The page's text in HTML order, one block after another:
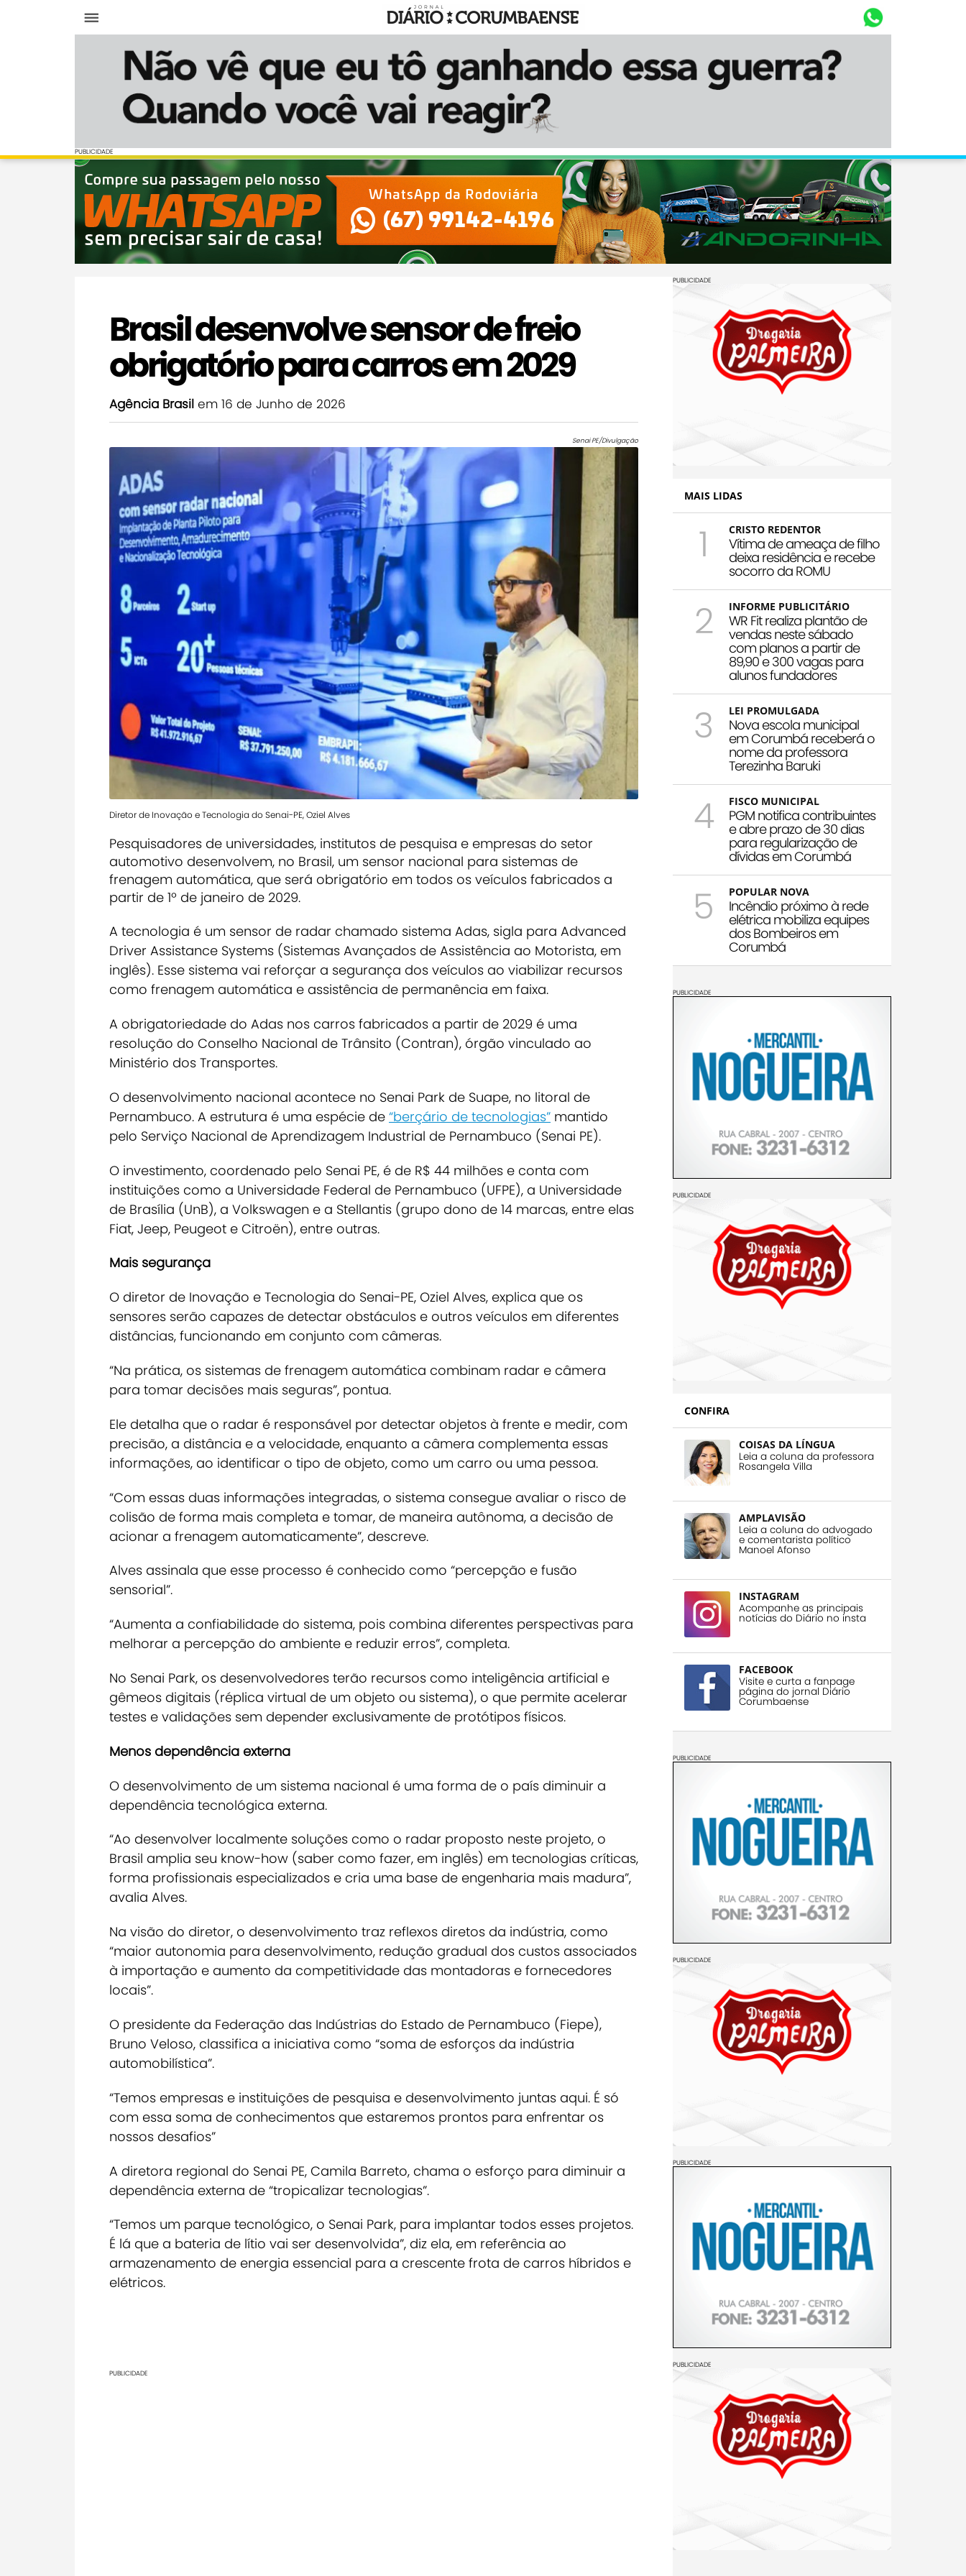
Diário Corumbaense
PUBLICIDADE
PUBLICIDADE
Brasil desenvolve sensor de freio
obrigatório para carros em 2029
Agência Brasil em 16 de Junho de 2026
Senai PE/Divulgação
Diretor de Inovação e Tecnologia do Senai-PE, Oziel Alves
Pesquisadores de universidades, institutos de pesquisa e empresas do setor
automotivo desenvolvem, no Brasil, um sensor nacional para sistemas de
frenagem automática, que será obrigatório em todos os veículos fabricados a
partir de 1º de janeiro de 2029.
A tecnologia é um sensor de radar chamado sistema Adas, sigla para Advanced
Driver Assistance Systems (Sistemas Avançados de Assistência ao Motorista, em
inglês). Esse sistema vai reforçar a segurança dos veículos ao viabilizar recursos
como frenagem automática e assistência de permanência em faixa.
A obrigatoriedade do Adas nos carros fabricados a partir de 2029 é uma
resolução do Conselho Nacional de Trânsito (Contran), órgão vinculado ao
Ministério dos Transportes.
O desenvolvimento nacional acontece no Senai Park de Suape, no litoral de
Pernambuco. A estrutura é uma espécie de “berçário de tecnologias” mantido
pelo Serviço Nacional de Aprendizagem Industrial de Pernambuco (Senai PE).
O investimento, coordenado pelo Senai PE, é de R$ 44 milhões e conta com
instituições como a Universidade Federal de Pernambuco (UFPE), a Universidade
de Brasília (UnB), a Volkswagen e a Stellantis (grupo dono de 14 marcas, entre elas
Fiat, Jeep, Peugeot e Citroën), entre outras.
Mais segurança
O diretor de Inovação e Tecnologia do Senai-PE, Oziel Alves, explica que os
sensores serão capazes de detectar obstáculos e outros veículos em diferentes
distâncias, funcionando em conjunto com câmeras.
“Na prática, os sistemas de frenagem automática combinam radar e câmera
para tomar decisões mais seguras”, pontua.
Ele detalha que o radar é responsável por detectar objetos à frente e medir, com
precisão, a distância e a velocidade, enquanto a câmera complementa essas
informações, ao identificar o tipo de objeto, como um carro ou uma pessoa.
“Com essas duas informações integradas, o sistema consegue avaliar o risco de
colisão de forma mais completa e tomar, de maneira autônoma, a decisão de
acionar a frenagem automaticamente”, descreve.
Alves assinala que esse processo é conhecido como “percepção e fusão
sensorial”.
“Aumenta a confiabilidade do sistema, pois combina diferentes perspectivas para
melhorar a percepção do ambiente e reduzir erros”, completa.
No Senai Park, os desenvolvedores terão recursos como inteligência artificial e
gêmeos digitais (réplica virtual de um objeto ou sistema), o que permite acelerar
testes e validações sem depender exclusivamente de protótipos físicos.
Menos dependência externa
O desenvolvimento de um sistema nacional é uma forma de o país diminuir a
dependência tecnológica externa.
“Ao desenvolver localmente soluções como o radar proposto neste projeto, o
Brasil amplia seu know-how (saber como fazer, em inglês) em tecnologias críticas,
forma profissionais especializados e cria uma base de engenharia mais madura”,
avalia Alves.
Na visão do diretor, o desenvolvimento traz reflexos diretos da indústria, como
“maior autonomia para desenvolvimento, redução gradual dos custos associados
à importação e aumento da competitividade das montadoras e fornecedores
locais”.
O presidente da Federação das Indústrias do Estado de Pernambuco (Fiepe),
Bruno Veloso, classifica a iniciativa como “soma de esforços da indústria
automobilística”.
“Temos empresas e instituições de pesquisa e desenvolvimento juntas aqui. É só
com essa soma de conhecimentos que estaremos prontos para enfrentar os
nossos desafios”
A diretora regional do Senai PE, Camila Barreto, chama o esforço para diminuir a
dependência externa de “tropicalizar tecnologias”.
“Temos um parque tecnológico, o Senai Park, para implantar todos esses projetos.
É lá que a bateria de lítio vai ser desenvolvida”, diz ela, em referência ao
armazenamento de energia essencial para a crescente frota de carros híbridos e
elétricos.
PUBLICIDADE
PUBLICIDADE
MAIS LIDAS
1 CRISTO REDENTOR
Vítima de ameaça de filho
deixa residência e recebe
socorro da ROMU
2 INFORME PUBLICITÁRIO
WR Fit realiza plantão de
vendas neste sábado
com planos a partir de
89,90 e 300 vagas para
alunos fundadores
3 LEI PROMULGADA
Nova escola municipal
em Corumbá receberá o
nome da professora
Terezinha Baruki
4 FISCO MUNICIPAL
PGM notifica contribuintes
e abre prazo de 30 dias
para regularização de
dívidas em Corumbá
5 POPULAR NOVA
Incêndio próximo à rede
elétrica mobiliza equipes
dos Bombeiros em
Corumbá
PUBLICIDADE
PUBLICIDADE
CONFIRA
COISAS DA LÍNGUA
Leia a coluna da professora
Rosangela Villa
AMPLAVISÃO
Leia a coluna do advogado
e comentarista político
Manoel Afonso
INSTAGRAM
Acompanhe as principais
notícias do Diário no insta
FACEBOOK
Visite e curta a fanpage
página do jornal Diário
Corumbaense
PUBLICIDADE
PUBLICIDADE
PUBLICIDADE
PUBLICIDADE